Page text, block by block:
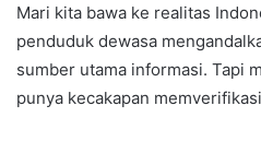
Mari kita bawa ke realitas
penduduk dewasa
sumber utama informasi. Tapi
punya kecakapan